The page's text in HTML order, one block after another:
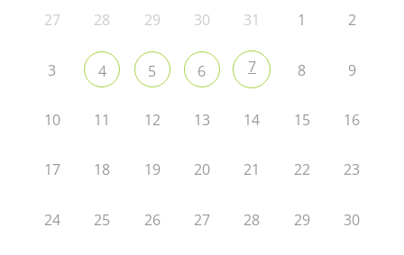
27 28 29 30 31 1 2
3 4 5 6 7 8 9
10 11 12 13 14 15 16
17 18 19 20 21 22 23
24 25 26 27 28 29 30